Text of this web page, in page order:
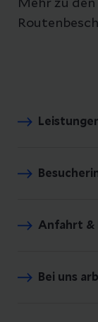
Mehr zu
Anfahrt &
Bei uns